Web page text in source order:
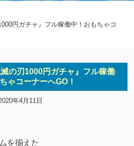
円ガチャ』フル稼働中！おもちゃコ
の刃1000円ガチャ』フル稼働
ゃコーナーへGO！
年4月11日
を揃えた